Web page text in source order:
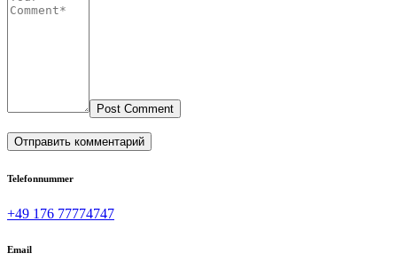
Post Comment
Telefonnummer
+49 176 77774747
Email